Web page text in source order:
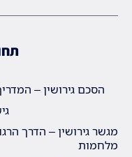
הסכם גירושין –
מגשר גירושין – הדרך
מלחמות